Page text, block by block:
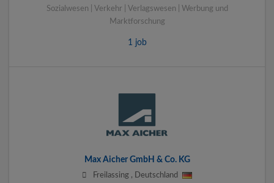
Sozialwesen | Verkehr | Verlagswesen | Werbung und
Marktforschung
1 job
Max Aicher GmbH & Co. KG
Freilassing ,
Deutschland